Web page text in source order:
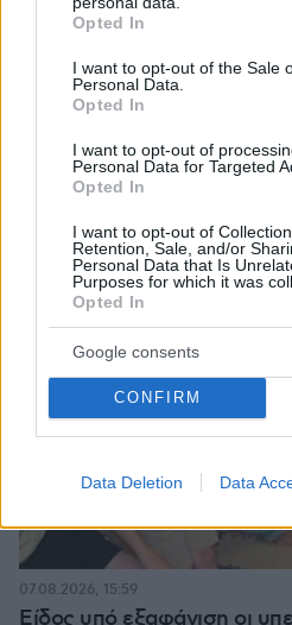
grant or deny consent to Google
use your data for below specified
consent section.
Opted In
I want to opt-out of the Sale
Personal Data.
Opted In
I want to opt-out of
Personal Data for Targeted
Opted In
I want to opt-out of
Retention, Sale, and/or
Personal Data that Is
Purposes for which it was
Opted In
Google consents
CONFIRM
Data Deletion Data
ερχόμενη δεκαετία
Είδος υπό εξαφάνιση οι
07.08.2026, 15:59